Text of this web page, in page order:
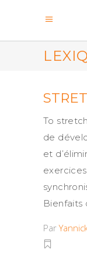
To
de
et
Bienfaits
Par